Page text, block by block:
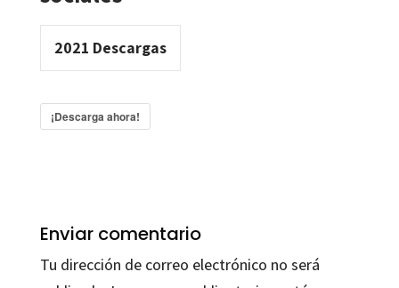
2021 Descargas
¡Descarga ahora!
Enviar comentario
Tu dirección de correo electrónico no será